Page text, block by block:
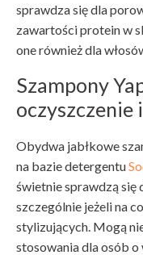
sprawdza się dla
zawartości protein w
one również dla
Szampony
oczyszczenie
Obydwa jabłkowe
na bazie detergentu
świetnie sprawdzą się
szczególnie jeżeli na
stylizujących. Mogą
stosowania dla osób